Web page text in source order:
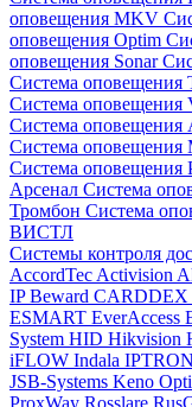
оповещения MKV
оповещения Optim
оповещения Sonar
Система оповещения
Система оповещения
Система оповещения
Система оповещения
Система оповещения
Арсенал Система
Тромбон Система
ВИСТЛ
Системы контроля
AccordTec Activision
IPBeward CARDDEX
ESMART EverAccess
System HID Hikvision
iFLOW Indala
JSB-Systems Keno
ProxWay Rosslare